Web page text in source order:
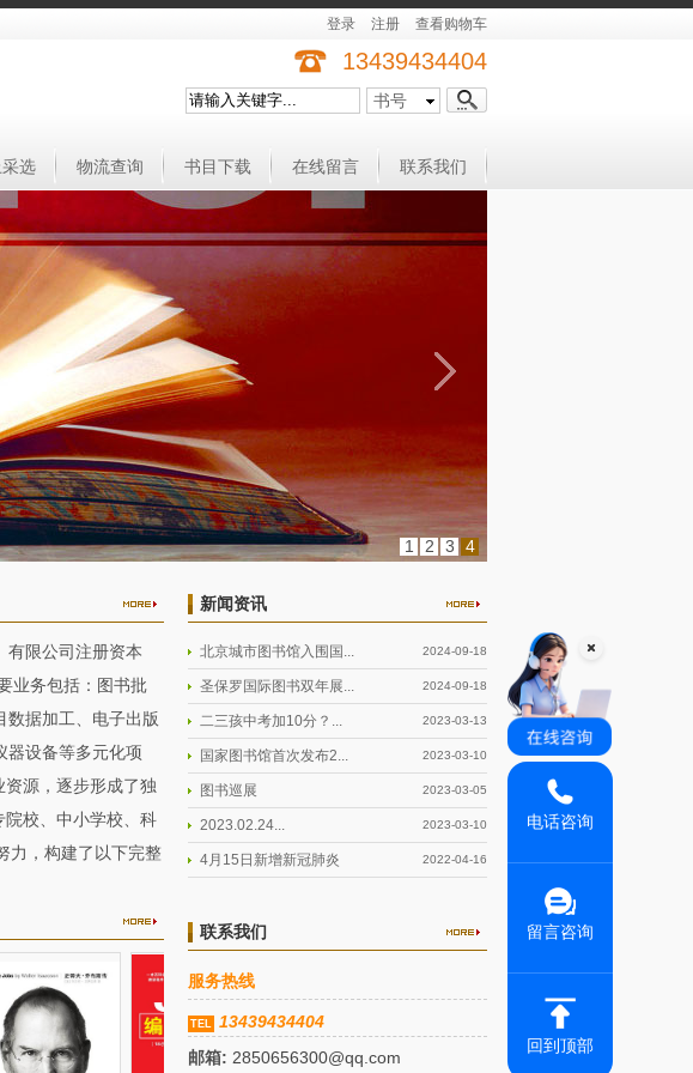
登录 注册 查看购物车
13439434404
书号
选 物流查询 书目下载 在线留言 联系我们
1 2 3 4
有限公司注册资本
业务包括：图书批
数据加工、电子出版
器设备等多元化项
源，逐步形成了独
校、中小学校、科
力，构建了以下完整
新闻资讯
2024-09-18
北京城市图书馆入围国...
2024-09-18
圣保罗国际图书双年展...
2023-03-13
二三孩中考加10分？...
2023-03-10
国家图书馆首次发布2...
2023-03-05
图书巡展
2023-03-10
2023.02.24...
2022-04-16
4月15日新增新冠肺炎
联系我们
服务热线
TEL 13439434404
邮箱: 2850656300@qq.com
电话咨询
留言咨询
回到顶部